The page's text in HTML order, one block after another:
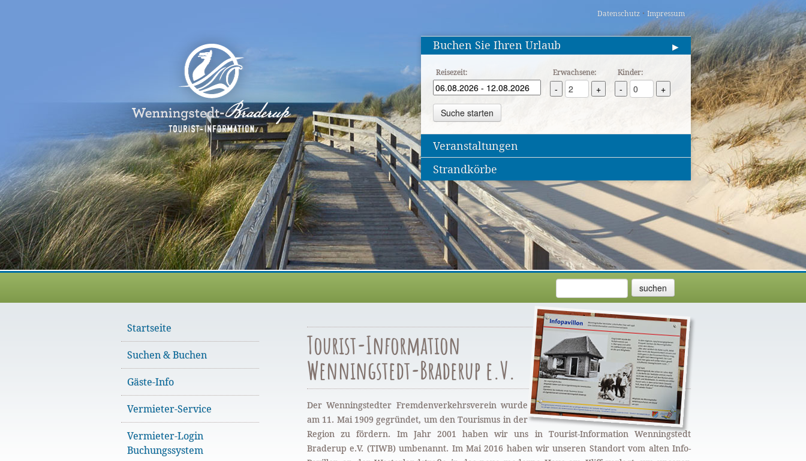
Buchen Sie Ihren Urlaub ▶
Reisezeit: Erwachsene:
- +
Kinder:
- +
Veranstaltungen
Strandkörbe
Datenschutz · Impressum
Startseite
Suchen & Buchen
Gäste-Info
Vermieter-Service
Vermieter-Login
Buchungssystem
Tourist-Information
Wenningstedt-Braderup e.V.
Der Wenningstedter Fremdenverkehrsverein wurde
am 11. Mai 1909 gegründet, um den Tourismus in der
Region zu fördern. Im Jahr 2001 haben wir uns in Tourist-Information Wenningstedt
Braderup e.V. (TIWB) umbenannt. Im Mai 2016 haben wir unseren Standort vom alten Info-